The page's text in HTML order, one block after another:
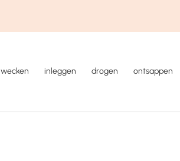
wecken inleggen drogen ontsappen